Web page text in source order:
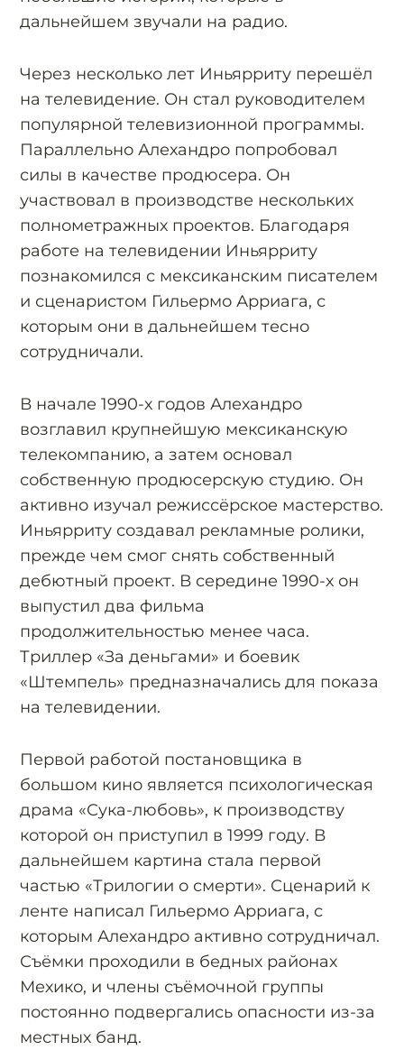
дальнейшем звучали на радио.
Через несколько лет Иньярриту перешёл
на телевидение. Он стал руководителем
популярной телевизионной программы.
Параллельно Алехандро попробовал
силы в качестве продюсера. Он
участвовал в производстве нескольких
полнометражных проектов. Благодаря
работе на телевидении Иньярриту
познакомился с мексиканским писателем
и сценаристом Гильермо Арриага, с
которым они в дальнейшем тесно
сотрудничали.
В начале 1990-х годов Алехандро
возглавил крупнейшую мексиканскую
телекомпанию, а затем основал
собственную продюсерскую студию. Он
активно изучал режиссёрское мастерство.
Иньярриту создавал рекламные ролики,
прежде чем смог снять собственный
дебютный проект. В середине 1990-х он
выпустил два фильма
продолжительностью менее часа.
Триллер «За деньгами» и боевик
«Штемпель» предназначались для показа
на телевидении.
Первой работой постановщика в
большом кино является психологическая
драма «Сука-любовь», к производству
которой он приступил в 1999 году. В
дальнейшем картина стала первой
частью «Трилогии о смерти». Сценарий к
ленте написал Гильермо Арриага, с
которым Алехандро активно сотрудничал.
Съёмки проходили в бедных районах
Мехико, и члены съёмочной группы
постоянно подвергались опасности из-за
местных банд.